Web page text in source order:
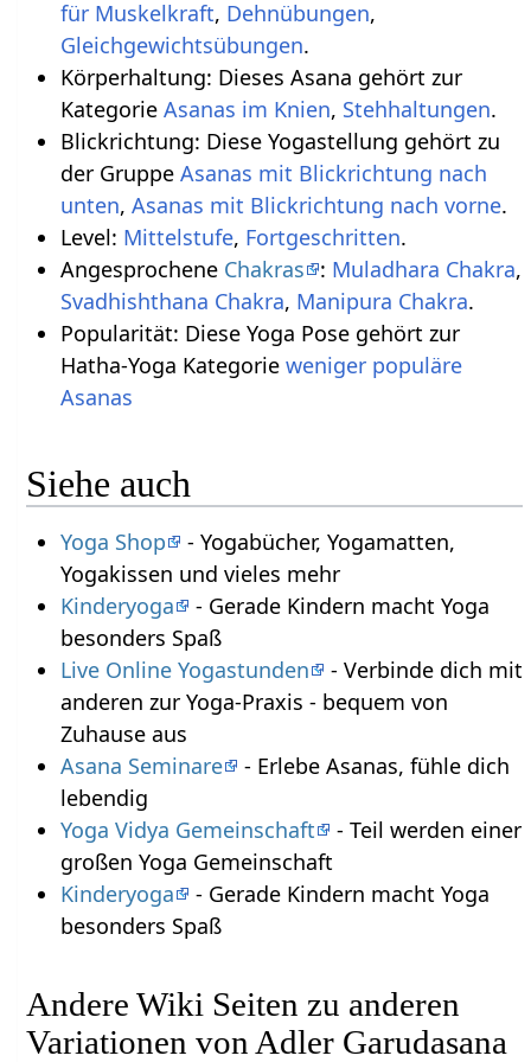
für Muskelkraft, Dehnübungen,
Gleichgewichtsübungen.
Körperhaltung: Dieses Asana gehört zur
Kategorie Asanas im Knien, Stehhaltungen.
Blickrichtung: Diese Yogastellung gehört zu
der Gruppe Asanas mit Blickrichtung nach
unten, Asanas mit Blickrichtung nach vorne.
Level: Mittelstufe, Fortgeschritten.
Angesprochene Chakras : Muladhara Chakra,
Svadhishthana Chakra, Manipura Chakra.
Popularität: Diese Yoga Pose gehört zur
Hatha-Yoga Kategorie weniger populäre
Asanas
Siehe auch
Yoga Shop
- Yogabücher, Yogamatten,
Yogakissen und vieles mehr
Kinderyoga
- Gerade Kindern macht Yoga
besonders Spaß
Live Online Yogastunden
- Verbinde dich mit
anderen zur Yoga-Praxis - bequem von
Zuhause aus
Asana Seminare
- Erlebe Asanas, fühle dich
lebendig
Yoga Vidya Gemeinschaft
- Teil werden einer
großen Yoga Gemeinschaft
Kinderyoga
- Gerade Kindern macht Yoga
besonders Spaß
Andere Wiki Seiten zu anderen
Variationen von Adler Garudasana